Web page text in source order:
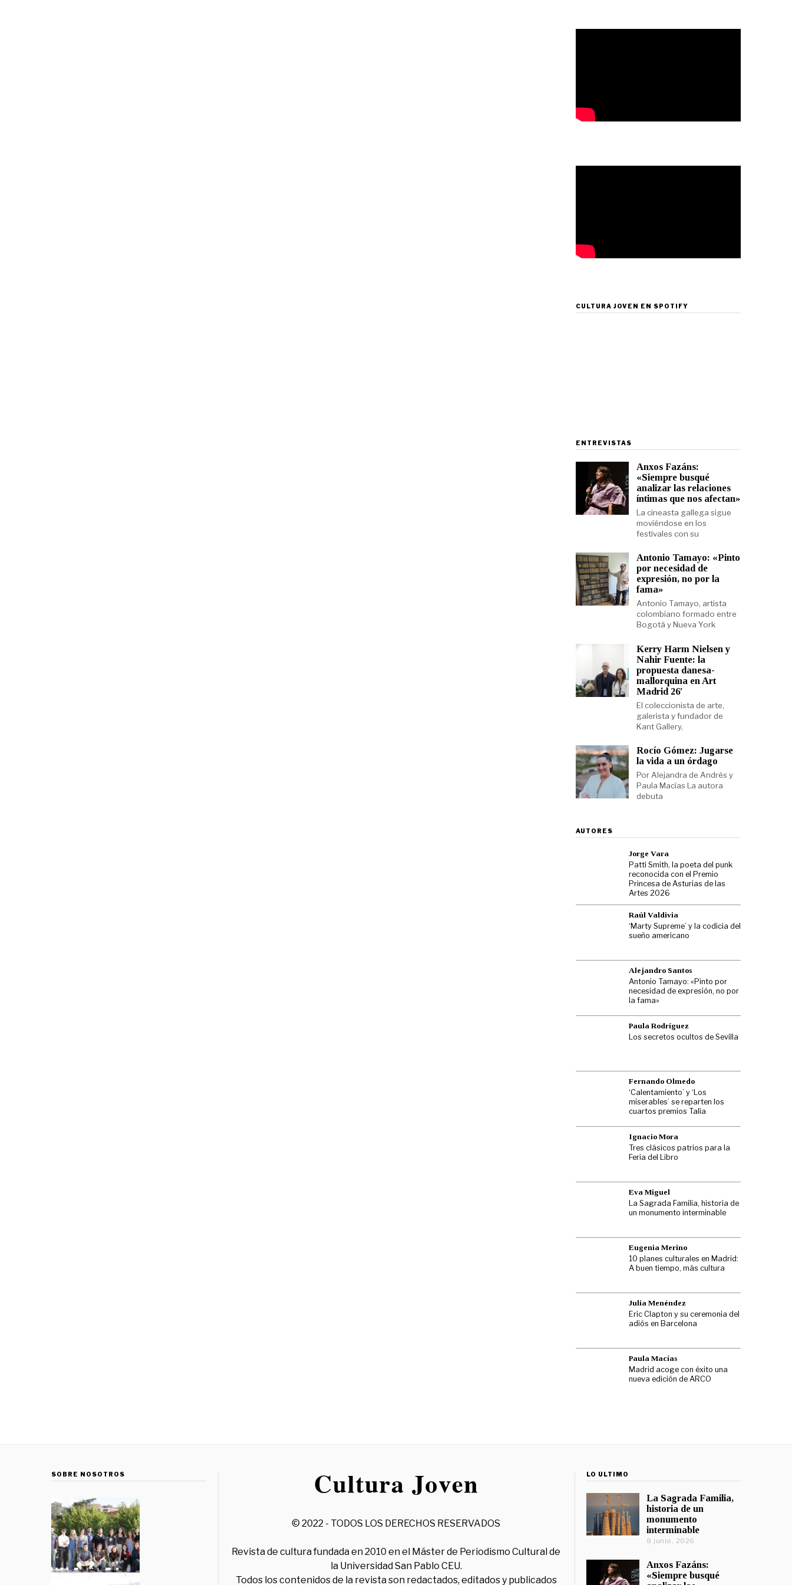
CULTURA JOVEN EN SPOTIFY
ENTREVISTAS
Anxos Fazáns:
«Siempre busqué
analizar las relaciones
íntimas que nos afectan»
La cineasta gallega sigue
moviéndose en los
festivales con su
Antonio Tamayo: «Pinto
por necesidad de
expresión, no por la
fama»
Antonio Tamayo, artista
colombiano formado entre
Bogotá y Nueva York
Kerry Harm Nielsen y
Nahir Fuente: la
propuesta danesa-
mallorquina en Art
Madrid 26′
El coleccionista de arte,
galerista y fundador de
Kant Gallery,
Rocío Gómez: Jugarse
la vida a un órdago
Por Alejandra de Andrés y
Paula Macías La autora
debuta
AUTORES
Jorge Vara
Patti Smith, la poeta del punk
reconocida con el Premio
Princesa de Asturias de las
Artes 2026
Raúl Valdivia
‘Marty Supreme’ y la codicia del
sueño americano
Alejandro Santos
Antonio Tamayo: «Pinto por
necesidad de expresión, no por
la fama»
Paula Rodríguez
Los secretos ocultos de Sevilla
Fernando Olmedo
‘Calentamiento’ y ‘Los
miserables’ se reparten los
cuartos premios Talía
Ignacio Mora
Tres clásicos patrios para la
Feria del Libro
Eva Miguel
La Sagrada Familia, historia de
un monumento interminable
Eugenia Merino
10 planes culturales en Madrid:
A buen tiempo, más cultura
Julia Menéndez
Eric Clapton y su ceremonia del
adiós en Barcelona
Paula Macías
Madrid acoge con éxito una
nueva edición de ARCO
SOBRE NOSOTROS
© 2022 - TODOS LOS DERECHOS RESERVADOS
Revista de cultura fundada en 2010 en el Máster de Periodismo Cultural de
la Universidad San Pablo CEU.
Todos los contenidos de la revista son redactados, editados y publicados
LO ÚLTIMO
La Sagrada Familia,
historia de un
monumento
interminable
8 junio, 2026
Anxos Fazáns:
«Siempre busqué